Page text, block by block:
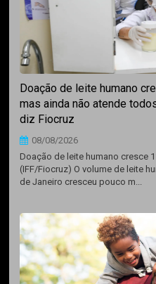
Doação de leite humano
mas ainda não atende
diz Fiocruz
08/08/2026
Doação de leite humano cresce
(IFF/Fiocruz) O volume de leite
de Janeiro cresceu pouco m...